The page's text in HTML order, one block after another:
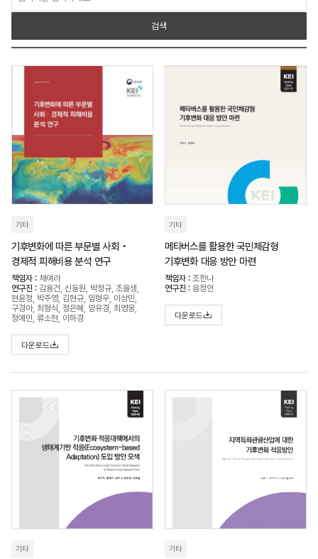
검색
기타
기후변화에 따른 부문별 사회‧
경제적 피해비용 분석 연구
책임자 : 채여라
연구진 : 김용건, 신동원, 박정규, 조을생,
현윤정, 박주영, 김현규, 임형우, 이상민,
구경아, 최형식, 정은혜, 양유경, 최영웅,
정예민, 류소현, 이하경
다운로드
기타
메타버스를 활용한 국민체감형
기후변화 대응 방안 마련
책임자 : 조한나
연구진 : 음정인
다운로드
기타 기타